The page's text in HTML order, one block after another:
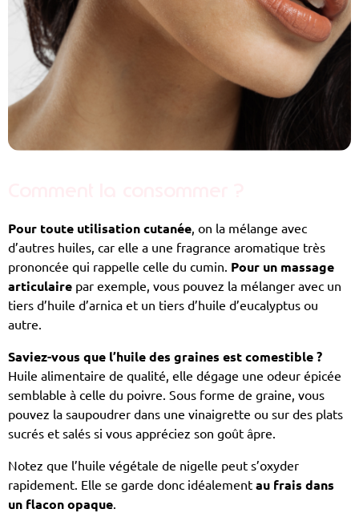
Pour toute utilisation cutanée, on la mélange avec
d’autres huiles, car elle a une fragrance aromatique très
prononcée qui rappelle celle du cumin. Pour un massage
articulaire par exemple, vous pouvez la mélanger avec un
tiers d’huile d’arnica et un tiers d’huile d’eucalyptus ou
autre.
Saviez-vous que l’huile des graines est comestible ?
Huile alimentaire de qualité, elle dégage une odeur épicée
semblable à celle du poivre. Sous forme de graine, vous
pouvez la saupoudrer dans une vinaigrette ou sur des plats
sucrés et salés si vous appréciez son goût âpre.
Notez que l’huile végétale de nigelle peut s’oxyder
rapidement. Elle se garde donc idéalement au frais dans
un flacon opaque.